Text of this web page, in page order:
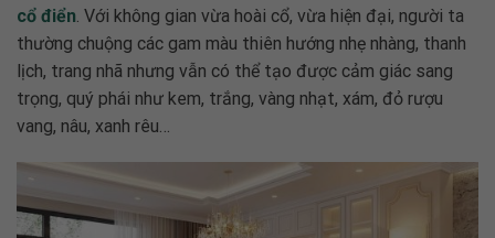
cổ điển . Với không gian vừa hoài cổ, vừa hiện đại, người ta
thường chuộng các gam màu thiên hướng nhẹ nhàng, thanh
lịch, trang nhã nhưng vẫn có thể tạo được cảm giác sang
trọng, quý phái như kem, trắng, vàng nhạt, xám, đỏ rượu
vang, nâu, xanh rêu…